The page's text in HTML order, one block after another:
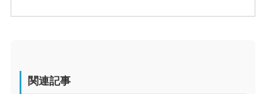
関連記事